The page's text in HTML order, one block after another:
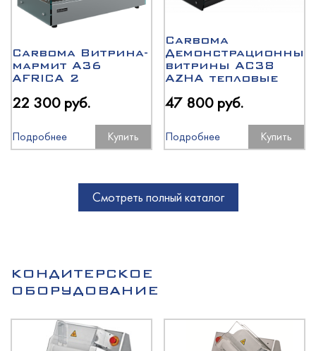
Carboma Витрина-
мармит A36
AFRICA 2
22 300 руб.
Подробнее Купить
Carboma
Демонстрационные
витрины AC38
AZHA тепловые
47 800 руб.
Подробнее Купить
Смотреть полный каталог
КОНДИТЕРСКОЕ
ОБОРУДОВАНИЕ